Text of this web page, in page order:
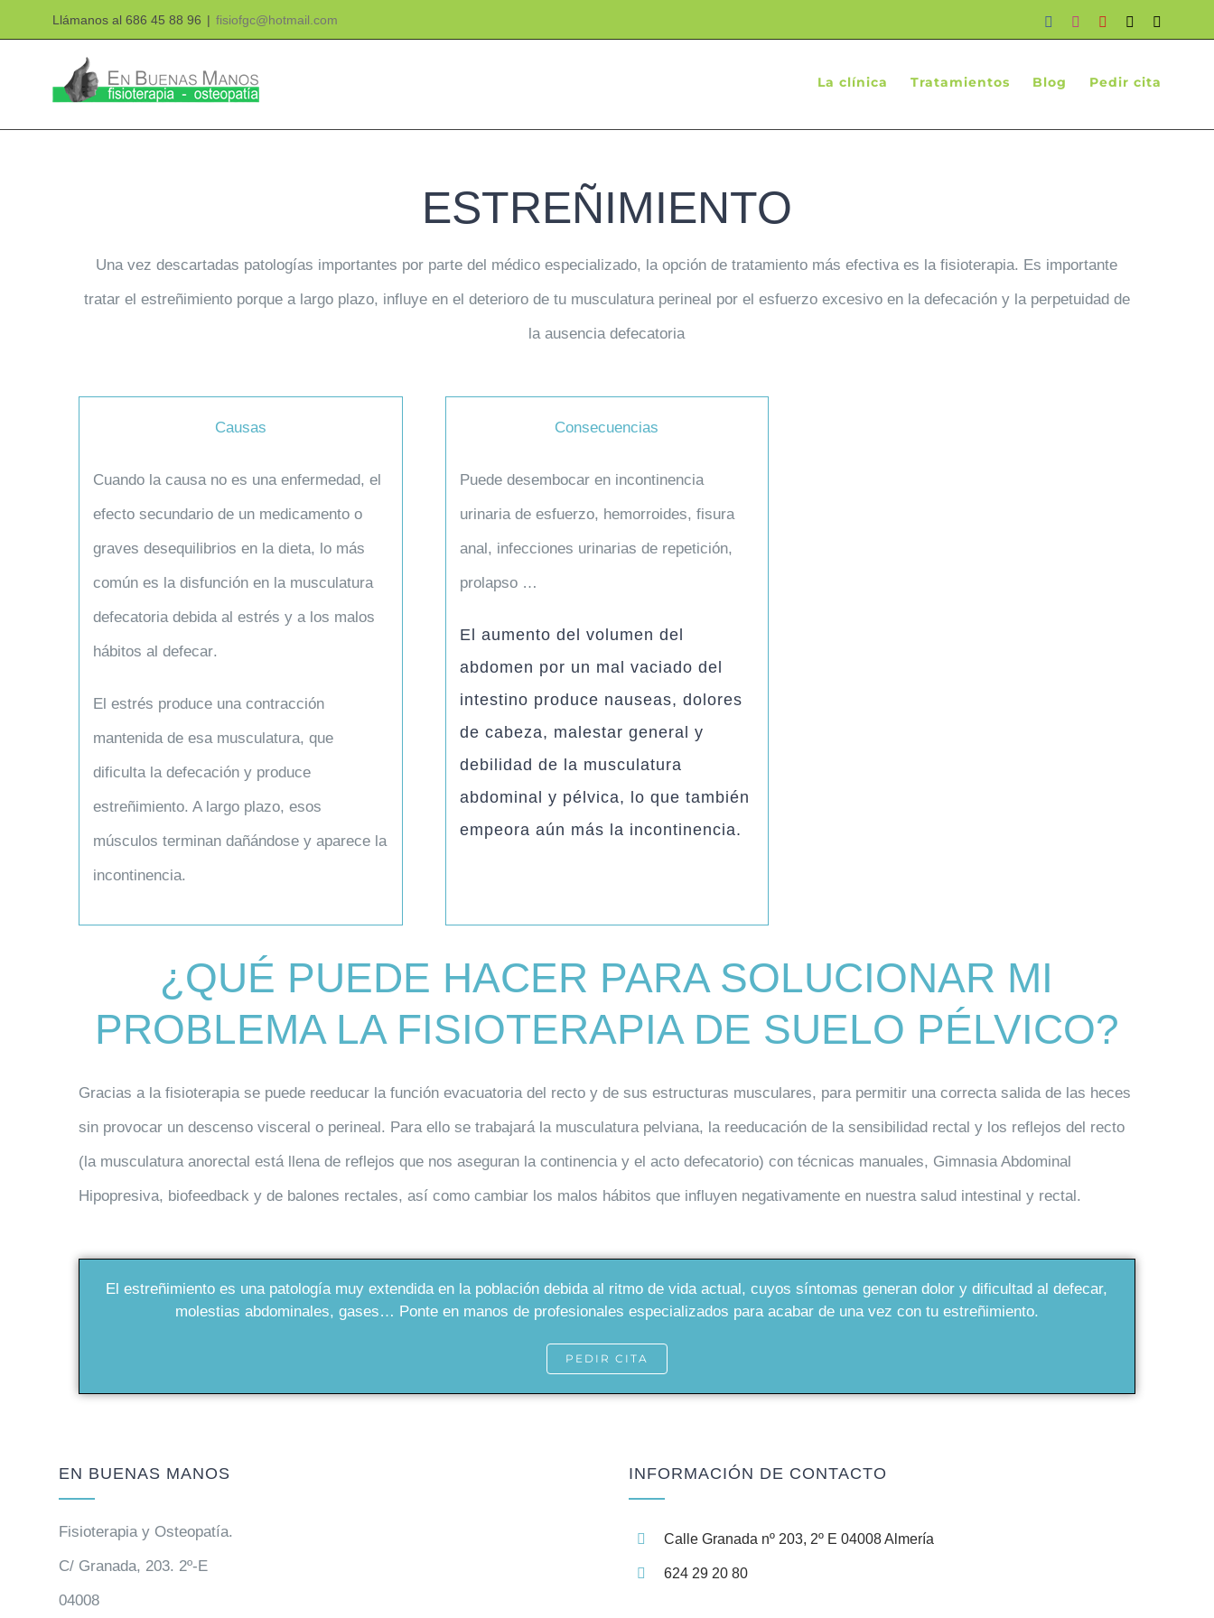
contenido
Llámanos al 686 45 88 96 | fisiofgc@hotmail.com FacebookInstagramYouTube
La clínica Tratamientos Blog Pedir cita
ESTREÑIMIENTO
Una vez descartadas patologías importantes por parte del médico especializado, la opción de tratamiento más efectiva es la fisioterapia. Es importante
tratar el estreñimiento porque a largo plazo, influye en el deterioro de tu musculatura perineal por el esfuerzo excesivo en la defecación y la perpetuidad de
la ausencia defecatoria
Causas
Cuando la causa no es una enfermedad, el
efecto secundario de un medicamentoo
graves desequilibrios en la dieta, lo más
común es la disfunción en la musculatura
defecatoria debida al estrés y a los malos
hábitos al defecar.
El estrés produce una contracción
mantenida de esa musculatura, que
dificulta la defecación y produce
estreñimiento. A largo plazo, esos
músculos terminan dañándose y aparece la
incontinencia.
Consecuencias
Puede desembocar en incontinencia
urinaria de esfuerzo, hemorroides, fisura
anal, infecciones urinarias de repetición,
prolapso …
El aumento del volumen del
abdomen por un mal vaciado del
intestino produce nauseas, dolores
de cabeza, malestar general y
debilidad de la musculatura
abdominal y pélvica, lo que también
empeora aún más la incontinencia.
¿QUÉ PUEDE HACER PARA SOLUCIONAR MI
PROBLEMA LA FISIOTERAPIA DE SUELO PÉLVICO?
Gracias a la fisioterapia se puede reeducar la función evacuatoria del recto y de sus estructuras musculares, para permitir una correcta salida de las heces
sin provocar un descenso visceral o perineal. Para ello se trabajará la musculatura pelviana, la reeducación de la sensibilidad rectal y los reflejos del recto
(la musculatura anorectal está llena de reflejos que nos aseguran la continencia y el acto defecatorio) con técnicas manuales, Gimnasia Abdominal
Hipopresiva, biofeedback y de balones rectales, así como cambiar los malos hábitos que influyen negativamente en nuestra salud intestinal y rectal.
El estreñimiento es una patología muy extendida en la población debida al ritmo de vida actual, cuyos síntomas generan dolor y dificultad al defecar,
molestias abdominales, gases… Ponte en manos de profesionales especializados para acabar de una vez con tu estreñimiento.
PEDIR CITA
EN BUENAS MANOS
Fisioterapia y Osteopatía.
C/ Granada, 203. 2º-E
04008
INFORMACIÓN DE CONTACTO
Calle Granada nº 203, 2º E 04008 Almería
624 29 20 80